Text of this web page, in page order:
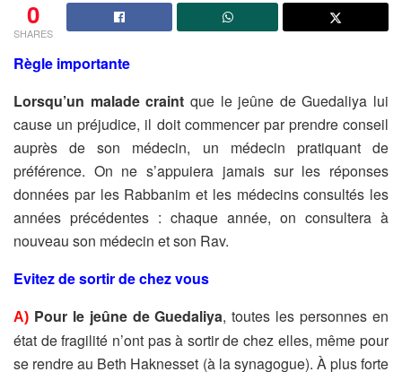
0
SHARES
Règle importante
Lorsqu’un malade craint que le jeûne de Guedaliya lui
cause un préjudice, il doit commencer par prendre conseil
auprès de son médecin, un médecin pratiquant de
préférence. On ne s’appuiera jamais sur les réponses
données par les Rabbanim et les médecins consultés les
années précédentes : chaque année, on consultera à
nouveau son médecin et son Rav.
Evitez de sortir de chez vous
A) Pour le jeûne de Guedaliya, toutes les personnes en
état de fragilité n’ont pas à sortir de chez elles, même pour
se rendre au Beth Haknesset (à la synagogue). À plus forte